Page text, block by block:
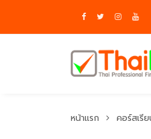
หน้าแรก คอร์สเรี